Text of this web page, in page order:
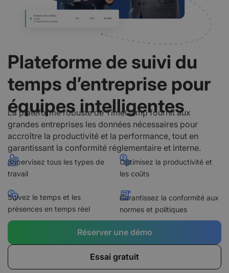
Plateforme de suivi du
temps d’entreprise pour
équipes intelligentes
La plateforme robuste de TimeCamp fournit aux
grandes entreprises les données nécessaires pour
accroître la productivité et la performance, tout en
garantissant la conformité réglementaire et interne.
Supervisez tous les types de
travail
Optimisez la productivité et
les coûts
Suivez le temps et les
présences en temps réel
Garantissez la conformité aux
normes et politiques
Réserver une démo
Essai gratuit